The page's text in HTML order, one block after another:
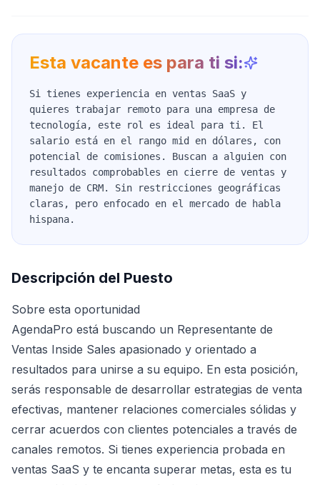
Esta vacante es para ti si:
Si tienes experiencia en ventas SaaS y
quieres trabajar remoto para una empresa de
tecnología, este rol es ideal para ti. El
salario está en el rango mid en dólares, con
potencial de comisiones. Buscan a alguien con
resultados comprobables en cierre de ventas y
manejo de CRM. Sin restricciones geográficas
claras, pero enfocado en el mercado de habla
hispana.
Descripción del Puesto
Sobre esta oportunidad
AgendaPro está buscando un Representante de
Ventas Inside Sales apasionado y orientado a
resultados para unirse a su equipo. En esta posición,
serás responsable de desarrollar estrategias de venta
efectivas, mantener relaciones comerciales sólidas y
cerrar acuerdos con clientes potenciales a través de
canales remotos. Si tienes experiencia probada en
ventas SaaS y te encanta superar metas, esta es tu